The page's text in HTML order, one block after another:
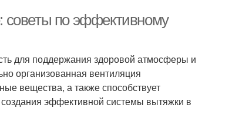
советы по эффективному
для поддержания здоровой атмосферы и
организованная вентиляция
вещества, а также способствует
эффективной системы вытяжки в